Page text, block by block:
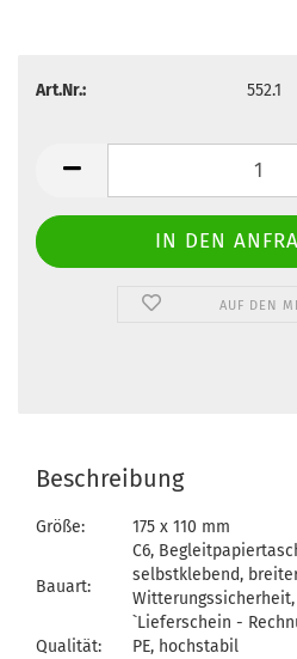
Art.Nr.: 552.1
AUF DEN
Beschreibung
Größe: 175 x 110 mm
Bauart:
C6,
selbstklebend,
`Lieferschein -
Qualität:
PE, hochstabil